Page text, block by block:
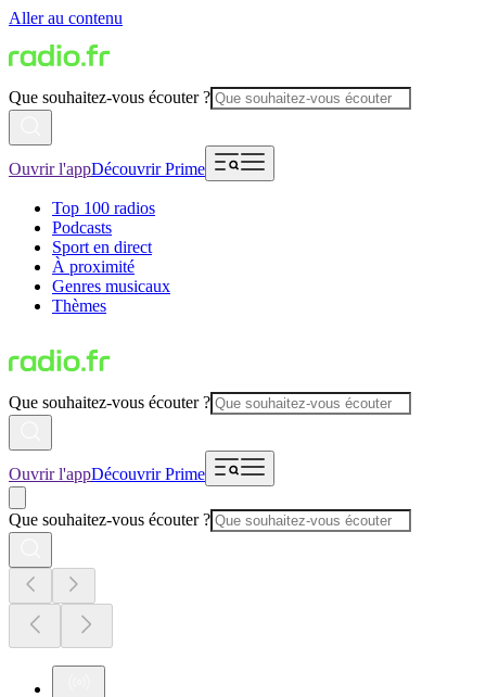
Aller au contenu
Que souhaitez-vous écouter ?
Ouvrir l'appDécouvrir Prime
Top 100 radios
Podcasts
Sport en direct
À proximité
Genres musicaux
Thèmes
Que souhaitez-vous écouter ?
Ouvrir l'appDécouvrir Prime
Que souhaitez-vous écouter ?